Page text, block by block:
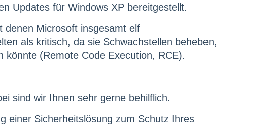
Updates für Windows XP bereitgestellt.
denen Microsoft insgesamt elf
als kritisch, da sie Schwachstellen beheben,
(Remote Code Execution, RCE).
sind wir Ihnen sehr gerne behilflich.
einer Sicherheitslösung zum Schutz Ihres